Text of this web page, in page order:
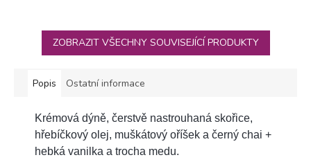
ZOBRAZIT VŠECHNY SOUVISEJÍCÍ PRODUKTY
Popis Ostatní informace
Krémová dýně, čerstvě nastrouhaná skořice,
hřebíčkový olej, muškátový oříšek a černý chai +
hebká vanilka a trocha medu.